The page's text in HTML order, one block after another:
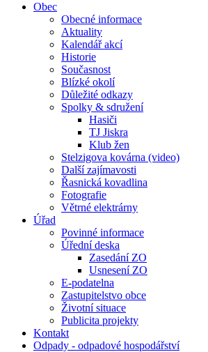
Obec
Obecné informace
Aktuality
Kalendář akcí
Historie
Současnost
Blízké okolí
Důležité odkazy
Spolky & sdružení
Hasiči
TJ Jiskra
Klub žen
Stelzigova kovárna (video)
Další zajímavosti
Řasnická kovadlina
Fotografie
Větrné elektrárny
Úřad
Povinné informace
Úřední deska
Zasedání ZO
Usnesení ZO
E-podatelna
Zastupitelstvo obce
Životní situace
Publicita projekty
Kontakt
Odpady - odpadové hospodářství